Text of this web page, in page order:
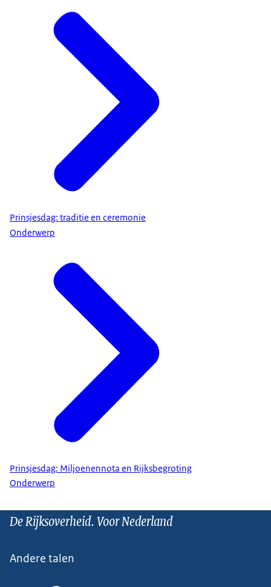
Prinsjesdag: traditie en ceremonie
Onderwerp
Prinsjesdag: Miljoenennota en Rijksbegroting
Onderwerp
De Rijksoverheid. Voor Nederland
Andere talen